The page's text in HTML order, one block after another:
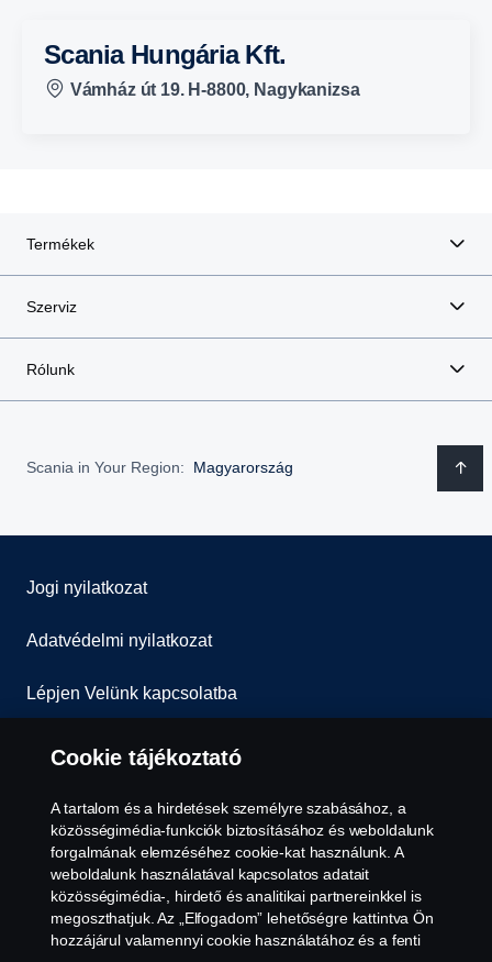
Scania Hungária Kft.
Vámház út 19. H-8800, Nagykanizsa
Termékek
Szerviz
Rólunk
Scania in Your Region: Magyarország
Jogi nyilatkozat
Adatvédelmi nyilatkozat
Lépjen Velünk kapcsolatba
Általános Szerződési Feltételek
Visszaélés-bejelentés
Süti szabályzat
Cookie tájékoztató
Cookie tájékoztató
A tartalom és a hirdetések személyre szabásához, a
közösségimédia-funkciók biztosításához és weboldalunk
forgalmának elemzéséhez cookie-kat használunk. A
weboldalunk használatával kapcsolatos adatait
közösségimédia-, hirdető és analitikai partnereinkkel is
megoszthatjuk. Az „Elfogadom” lehetőségre kattintva Ön
hozzájárul valamennyi cookie használatához és a fenti